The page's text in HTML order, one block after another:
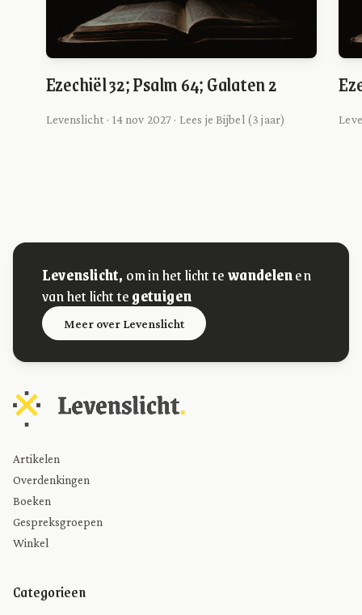
Ezechiël 32; Psalm 64; Galaten 2
Levenslicht · 14 nov 2027 · Lees je Bijbel (3 jaar)
Levenslicht, om in het licht tewandelenen
van het licht tegetuigen
Meer over Levenslicht
Artikelen
Overdenkingen
Boeken
Gespreksgroepen
Winkel
Categorieen